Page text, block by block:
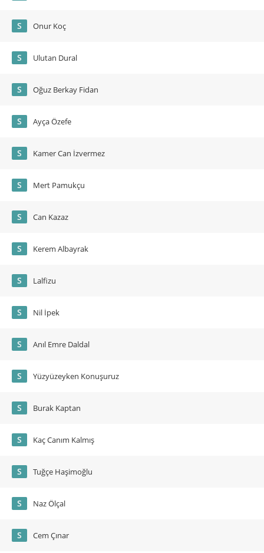
S Onur Koç
S Ulutan Dural
S Oğuz Berkay Fidan
S Ayça Özefe
S Kamer Can İzvermez
S Mert Pamukçu
S Can Kazaz
S Kerem Albayrak
S Lalfizu
S Nil İpek
S Anıl Emre Daldal
S Yüzyüzeyken Konuşuruz
S Burak Kaptan
S Kaç Canım Kalmış
S Tuğçe Haşimoğlu
S Naz Ölçal
S Cem Çınar